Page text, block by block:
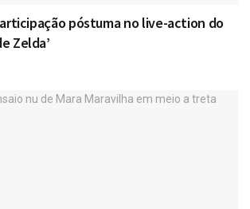
póstuma no live-action do
Zelda’